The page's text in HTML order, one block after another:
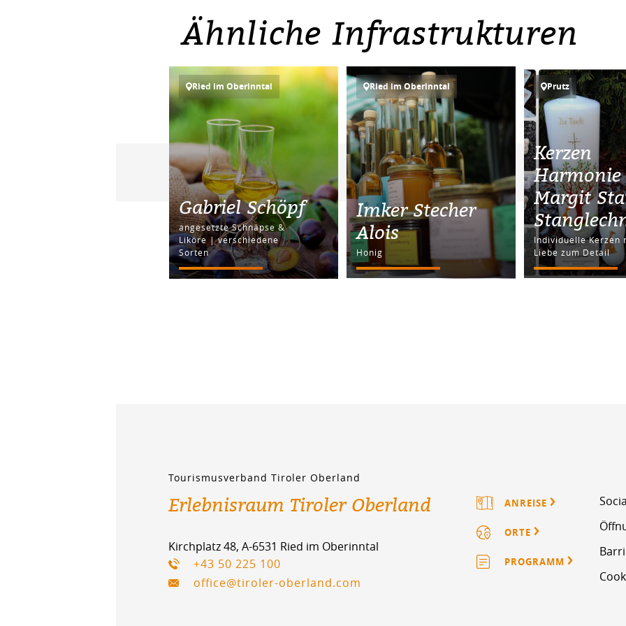
Ähnliche Infrastrukturen
Ried im Oberinntal
Gabriel Schöpf
angesetzte Schnäpse &
Liköre | verschiedene
Sorten
Ried im Oberinntal
Imker Stecher
Alois
Honig
Prutz
Kerzen
Harmonie
Margit
Individuelle Kerzen
Liebe zum Detail
Tourismusverband Tiroler Oberland
Erlebnisraum Tiroler Oberland
Kirchplatz 48, A-6531 Ried im Oberinntal
+43 50 225 100
office@tiroler-oberland.com
ANREISE
ORTE
PROGRAMM